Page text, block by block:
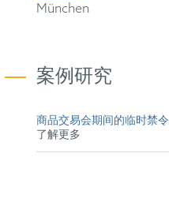
München
案例研究
商品交易会期间的临时禁令
了解更多